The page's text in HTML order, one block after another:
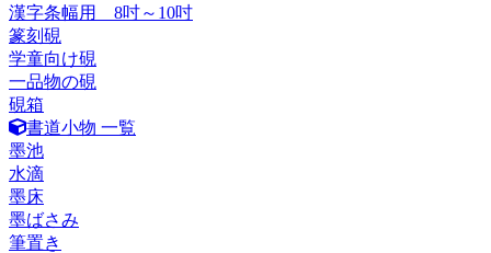
漢字条幅用 8吋～10吋
篆刻硯
学童向け硯
一品物の硯
硯箱
書道小物 一覧
墨池
水滴
墨床
墨ばさみ
筆置き